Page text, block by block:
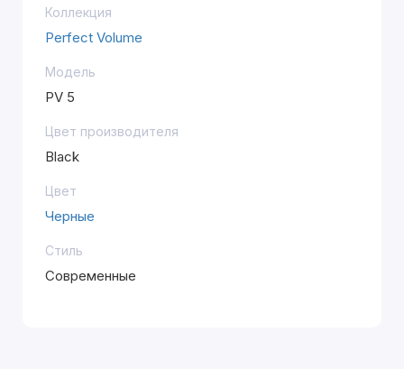
Коллекция
Perfect Volume
Модель
PV 5
Цвет производителя
Black
Цвет
Черные
Стиль
Современные